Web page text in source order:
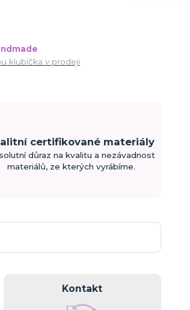
klubíčka v prodeji
certifikované materiály
důraz na kvalitu a nezávadnost
materiálů, ze kterých vyrábíme.
Kontakt